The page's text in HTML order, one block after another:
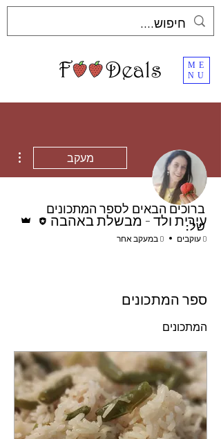
ME
NU
מעקב
עירית ולד - מבשלת באהבה
0 עוקבים 0 במעקב אחר
ברוכים הבאים לספר המתכונים
של:
ספר המתכונים
המתכונים